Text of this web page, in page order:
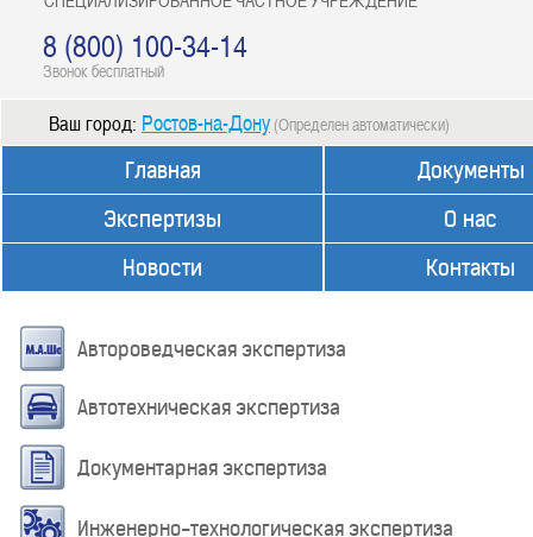
8 (800) 100-34-14
Звонок бесплатный
Ваш город: Ростов-на-Дону (Определен автоматически)
Главная
Экспертизы
Новости
Документы
О нас
Контакты
Автороведческая экспертиза
Автотехническая экспертиза
Документарная экспертиза
Инженерно-технологическая экспертиза